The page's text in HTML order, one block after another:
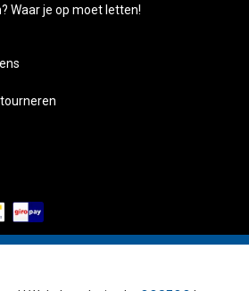
Waar je op moet letten!